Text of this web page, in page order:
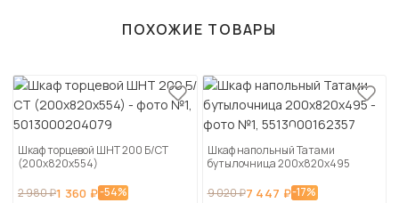
ПОХОЖИЕ ТОВАРЫ
Шкаф торцевой ШНТ 200 Б/СТ
(200х820х554)
2 980 ₽1 360 ₽-54%
Шкаф напольный Татами
бутылочница 200х820х495
9 020 ₽7 447 ₽-17%